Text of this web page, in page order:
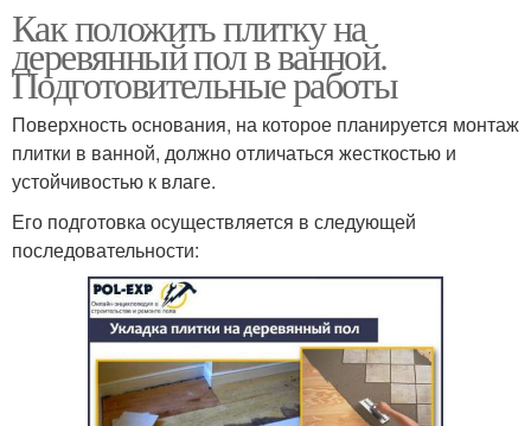
Как положить плитку на
деревянный пол в ванной.
Подготовительные работы
Поверхность основания, на которое планируется монтаж
плитки в ванной, должно отличаться жесткостью и
устойчивостью к влаге.
Его подготовка осуществляется в следующей
последовательности: